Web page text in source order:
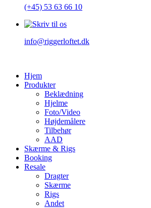
(+45) 53 63 66 10
info@riggerloftet.dk
Hjem
Produkter
Beklædning
Hjelme
Foto/Video
Højdemålere
Tilbehør
AAD
Skærme & Rigs
Booking
Resale
Dragter
Skærme
Rigs
Andet